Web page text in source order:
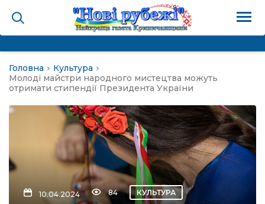
Головна
Культура
Молоді майстри народного мистецтва можуть
отримати стипендії Президента України
10.04.2024 84 КУЛЬТУРА